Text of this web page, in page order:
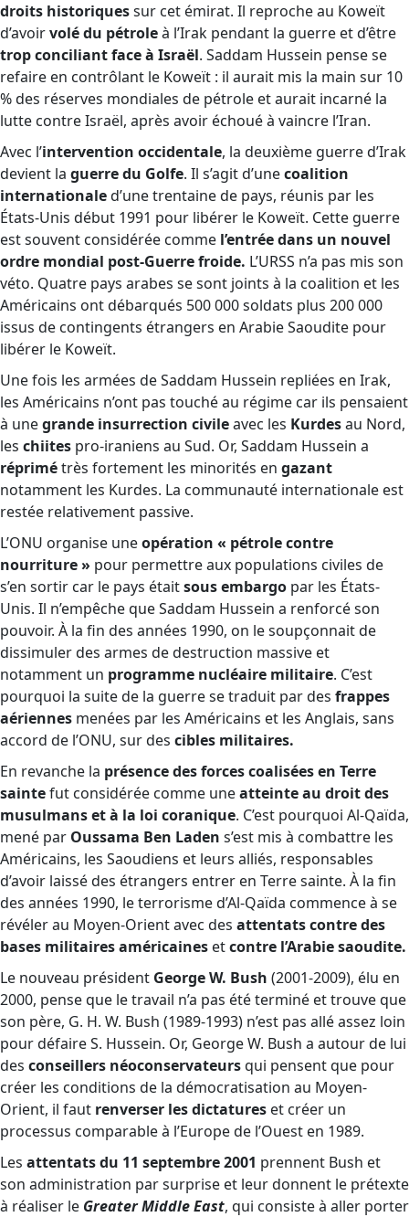
droits historiquessur cet émirat. Il reproche au Koweït
d’avoirvolé du pétroleà l’Irak pendant la guerre et d’être
trop conciliant face à Israël. Saddam Hussein pense se
refaire en contrôlant le Koweït : il aurait mis la main sur 10
% des réserves mondiales de pétrole et aurait incarné la
lutte contre Israël, après avoir échoué à vaincre l’Iran.
Avec l’intervention occidentale, la deuxième guerre d’Irak
devient la guerre du Golfe. Il s’agit d’unecoalition
internationaled’une trentaine de pays, réunis par les
États-Unis début 1991 pour libérer le Koweït. Cette guerre
est souvent considérée comme l’entrée dans un nouvel
ordre mondial post-Guerre froide. L’URSS n’a pas mis son
véto. Quatre pays arabes se sont joints à la coalition et les
Américains ont débarqués 500 000 soldats plus 200 000
issus de contingents étrangers en Arabie Saoudite pour
libérer le Koweït.
Une fois les armées de Saddam Hussein repliées en Irak,
les Américains n’ont pas touché au régime car ils pensaient
à unegrande insurrection civileavec les Kurdesau Nord,
les chiites pro-iraniens au Sud. Or, Saddam Hussein a
réprimétrès fortement les minorités en gazant
notamment les Kurdes. La communauté internationale est
restée relativement passive.
L’ONU organise uneopération « pétrole contre
nourriture » pour permettre aux populations civiles de
s’en sortir car le pays étaitsous embargo par les États-
Unis. Il n’empêche que Saddam Hussein a renforcé son
pouvoir. À la fin des années 1990, on le soupçonnait de
dissimuler des armes de destruction massive et
notamment un programme nucléaire militaire. C’est
pourquoi la suite de la guerre se traduit par des frappes
aériennes menées par les Américains et les Anglais, sans
accord de l’ONU, sur des cibles militaires.
En revanche la présence des forces coalisées en Terre
saintefut considérée comme uneatteinte au droit des
musulmans et à la loi coranique. C’est pourquoi Al-Qaïda,
mené par Oussama Ben Laden s’est mis à combattre les
Américains, les Saoudiens et leurs alliés, responsables
d’avoir laissé des étrangers entrer en Terre sainte. À la fin
des années 1990, le terrorisme d’Al-Qaïda commence à se
révéler au Moyen-Orient avec des attentats contre des
bases militaires américaines etcontre l’Arabie saoudite.
Le nouveau président George W. Bush (2001-2009), élu en
2000, pense que le travail n’a pas été terminé et trouve que
son père, G. H. W. Bush (1989-1993) n’est pas allé assez loin
pour défaire S. Hussein. Or, George W. Bush a autour de lui
des conseillers néoconservateursqui pensent que pour
créer les conditions de la démocratisation au Moyen-
Orient, il faut renverser les dictatures et créer un
processus comparable à l’Europe de l’Ouest en 1989.
Les attentats du 11 septembre 2001 prennent Bush et
son administration par surprise et leur donnent le prétexte
à réaliser le Greater Middle East, qui consiste à aller porter